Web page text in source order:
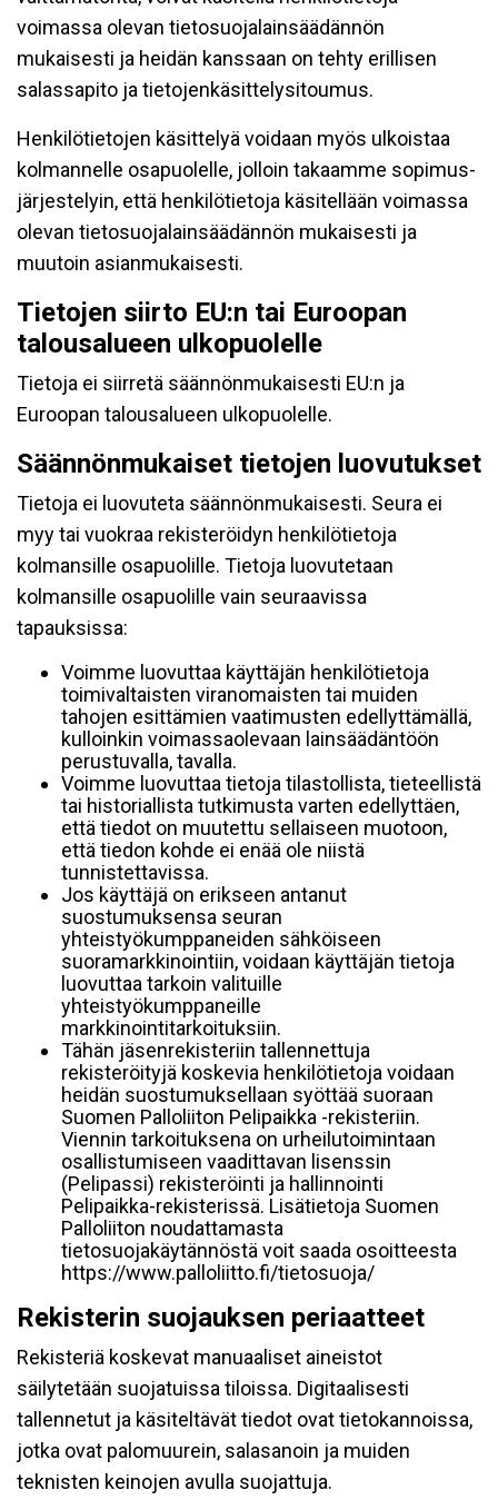
voimassa olevan tietosuojalainsäädännön
mukaisesti ja heidän kanssaan on tehty erillisen
salassapito ja tietojenkäsittelysitoumus.
Henkilötietojen käsittelyä voidaan myös ulkoistaa
kolmannelle osapuolelle, jolloin takaamme sopimus-
järjestelyin, että henkilötietoja käsitellään voimassa
olevan tietosuojalainsäädännön mukaisesti ja
muutoin asianmukaisesti.
Tietojen siirto EU:n tai Euroopan
talousalueen ulkopuolelle
Tietoja ei siirretä säännönmukaisesti EU:n ja
Euroopan talousalueen ulkopuolelle.
Säännönmukaiset tietojen luovutukset
Tietoja ei luovuteta säännönmukaisesti. Seura ei
myy tai vuokraa rekisteröidyn henkilötietoja
kolmansille osapuolille. Tietoja luovutetaan
kolmansille osapuolille vain seuraavissa
tapauksissa:
Voimme luovuttaa käyttäjän henkilötietoja
toimivaltaisten viranomaisten tai muiden
tahojen esittämien vaatimusten edellyttämällä,
kulloinkin voimassaolevaan lainsäädäntöön
perustuvalla, tavalla.
Voimme luovuttaa tietoja tilastollista, tieteellistä
tai historiallista tutkimusta varten edellyttäen,
että tiedot on muutettu sellaiseen muotoon,
että tiedon kohde ei enää ole niistä
tunnistettavissa.
Jos käyttäjä on erikseen antanut
suostumuksensa seuran
yhteistyökumppaneiden sähköiseen
suoramarkkinointiin, voidaan käyttäjän tietoja
luovuttaa tarkoin valituille
yhteistyökumppaneille
markkinointitarkoituksiin.
Tähän jäsenrekisteriin tallennettuja
rekisteröityjä koskevia henkilötietoja voidaan
heidän suostumuksellaan syöttää suoraan
Suomen Palloliiton Pelipaikka -rekisteriin.
Viennin tarkoituksena on urheilutoimintaan
osallistumiseen vaadittavan lisenssin
(Pelipassi) rekisteröinti ja hallinnointi
Pelipaikka-rekisterissä. Lisätietoja Suomen
Palloliiton noudattamasta
tietosuojakäytännöstä voit saada osoitteesta
https://www.palloliitto.fi/tietosuoja/
Rekisterin suojauksen periaatteet
Rekisteriä koskevat manuaaliset aineistot
säilytetään suojatuissa tiloissa. Digitaalisesti
tallennetut ja käsiteltävät tiedot ovat tietokannoissa,
jotka ovat palomuurein, salasanoin ja muiden
teknisten keinojen avulla suojattuja.